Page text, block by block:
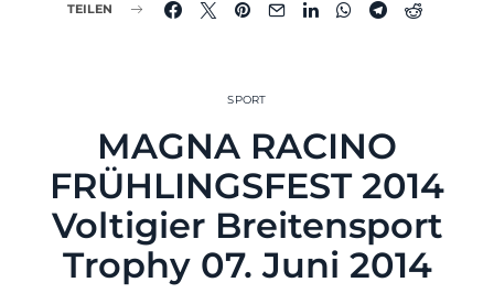
TEILEN
SPORT
MAGNA RACINO
FRÜHLINGSFEST 2014
Voltigier Breitensport
Trophy 07. Juni 2014